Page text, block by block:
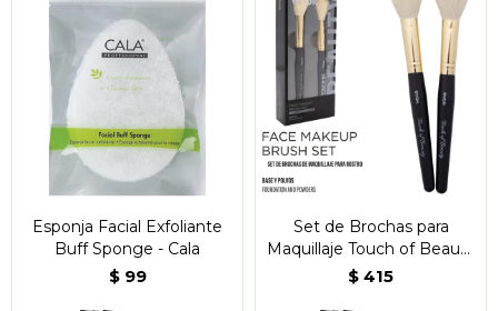
Esponja Facial Exfoliante
Buff Sponge - Cala
$ 99
Set de Brochas para
Maquillaje Touch of Beauty
2 Piezas - Evok
$ 415